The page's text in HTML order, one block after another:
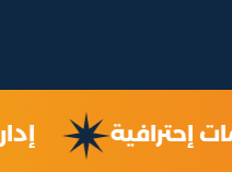
إحترافية